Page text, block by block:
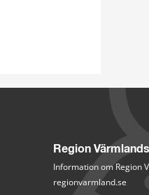
Region
Information om Region
regionvarmland.se